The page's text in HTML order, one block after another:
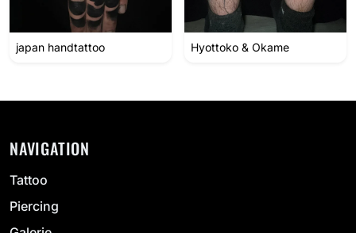
japan handtattoo Hyottoko & Okame
NAVIGATION
Tattoo
Piercing